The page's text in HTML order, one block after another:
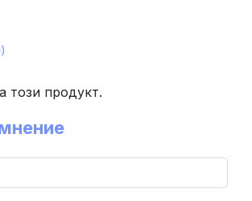
този продукт.